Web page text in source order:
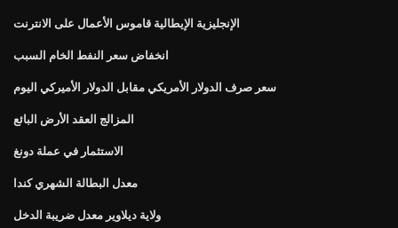
الإنجليزية الإيطالية قاموس الأعمال على الانترنت
انخفاض سعر النفط الخام السبب
سعر صرف الدولار الأمريكي مقابل الدولار الأميركي اليوم
المزالج العقد الأرض البائع
الاستثمار في عملة دونغ
معدل البطالة الشهري كندا
ولاية ديلاوير معدل ضريبة الدخل